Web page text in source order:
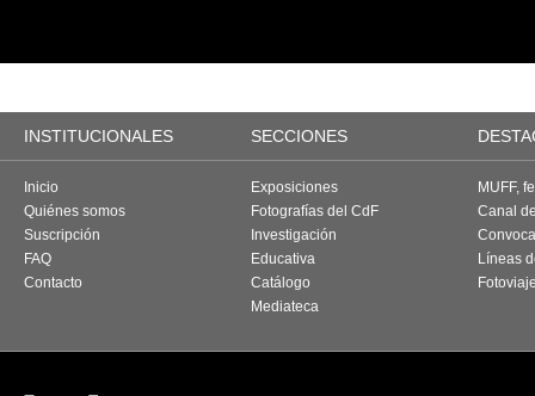
INSTITUCIONALES SECCIONES
Inicio
Quiénes somos
Suscripción
FAQ
Contacto
Exposiciones
Fotografías del CdF
Investigación
Educativa
Catálogo
Mediateca
MUFF,
Canal
Líneas